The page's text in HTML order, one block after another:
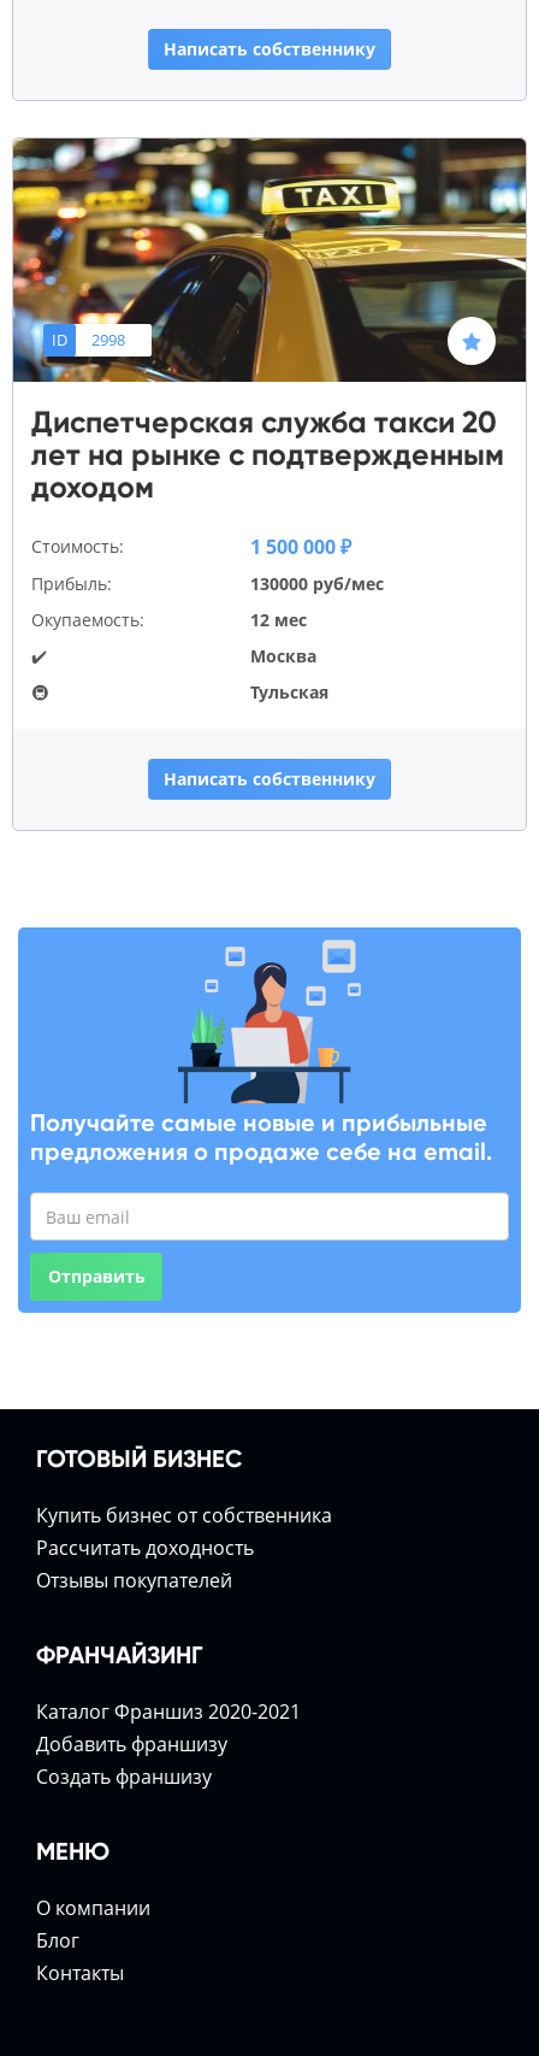
Написать собственнику
ID 2998
Диспетчерская служба такси 20
лет на рынке с подтвержденным
доходом
Стоимость: 1 500 000 ₽
Прибыль:
130000 руб/мес
Окупаемость:
12 мес
✔️
Москва
🚇
Тульская
Написать собственнику
Получайте самые новые и прибыльные
предложения о продаже себе на email.
Отправить
ГОТОВЫЙ БИЗНЕС
Купить бизнес от собственника
Расcчитать доходность
Отзывы покупателей
ФРАНЧАЙЗИНГ
Каталог Франшиз 2020-2021
Добавить франшизу
Создать франшизу
МЕНЮ
О компании
Блог
Контакты